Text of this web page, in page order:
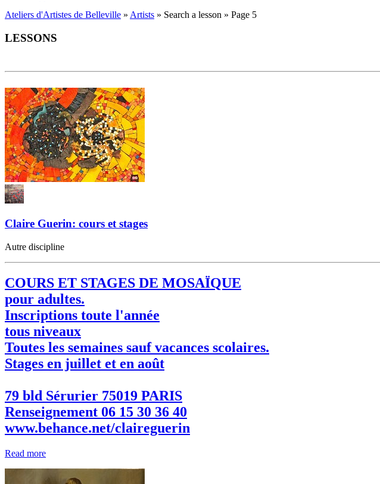
Ateliers d'Artistes de Belleville » Artists » Search a lesson » Page 5
LESSONS
Claire Guerin: cours et stages
Autre discipline
COURS ET STAGES DE MOSAÏQUE
pour adultes.
Inscriptions toute l'année
tous niveaux
Toutes les semaines sauf vacances scolaires.
Stages en juillet et en août
79 bld Sérurier 75019 PARIS
Renseignement 06 15 30 36 40
www.behance.net/claireguerin
Read more